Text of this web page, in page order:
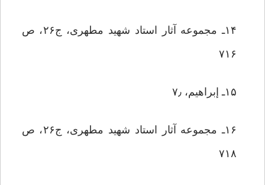
۱۴ـ مجموعه ‏آثار استاد شهید مطهرى، ج‏۲۶، ص
۷۱۶
۱۵ـ إبراهیم، ۷٫
۱۶ـ مجموعه ‏آثار استاد شهید مطهرى، ج‏۲۶، ص
۷۱۸